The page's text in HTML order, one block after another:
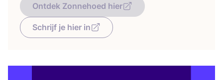
Ontdek Zonnehoed hier
Schrijf je hier in